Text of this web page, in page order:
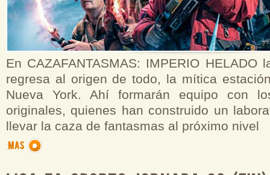
En CAZAFANTASMAS: IMPERIO HELADO
regresa al origen de todo, la mítica
Nueva York. Ahí formarán equipo con
originales, quienes han construido un
llevar la caza de fantasmas al próximo nivel